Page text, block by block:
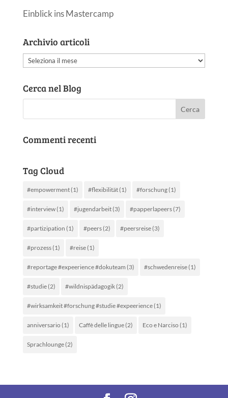
Einblick ins Mastercamp
Archivio articoli
Archivio
Cerca nel Blog
Commenti recenti
Tag Cloud
#empowerment(1) #flexibilität(1) #forschung(1)
#interview(1) #jugendarbeit(3) #papperlapeers(7)
#partizipation (1) #peers(2) #peersreise(3)
#prozess(1) #reise(1)
#reportage #expeerience #dokuteam (3) #schwedenreise(1)
#studie(2) #wildnispädagogik(2)
#wirksamkeit #forschung #studie #expeerience(1)
anniversario (1) Caffè delle lingue(2) Eco e Narciso (1)
Sprachlounge(2)